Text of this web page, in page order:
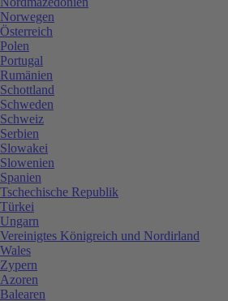
Norwegen
Österreich
Polen
Portugal
Rumänien
Schottland
Schweden
Schweiz
Serbien
Slowakei
Slowenien
Spanien
Tschechische Republik
Türkei
Ungarn
Vereinigtes Königreich und Nordirland
Wales
Zypern
Azoren
Balearen